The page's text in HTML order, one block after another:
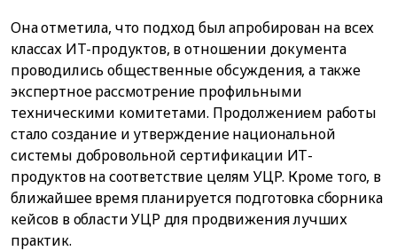
Она отметила, что подход был апробирован на всех
классах ИТ-продуктов, в отношении документа
проводились общественные обсуждения, а также
экспертное рассмотрение профильными
техническими комитетами. Продолжением работы
стало создание и утверждение национальной
системы добровольной сертификации ИТ-
продуктов на соответствие целям УЦР. Кроме того, в
ближайшее время планируется подготовка сборника
кейсов в области УЦР для продвижения лучших
практик.